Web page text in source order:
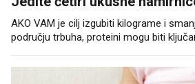
AKO VAM je cilj izgubiti kilograme i
području trbuha, proteini mogu biti